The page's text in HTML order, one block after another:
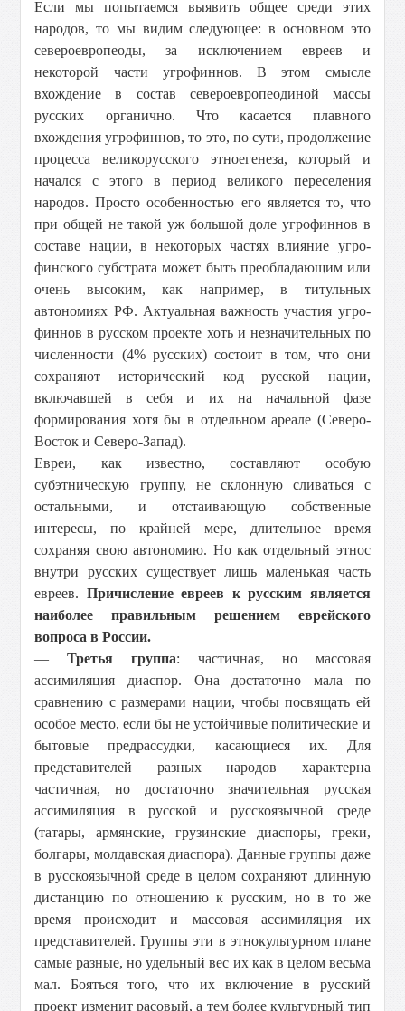
Если мы попытаемся выявить общее среди этих
народов, то мы видим следующее: в основном это
североевропеоды, за исключением евреев и
некоторой части угрофиннов. В этом смысле
вхождение в состав североевропеодиной массы
русских органично. Что касается плавного
вхождения угрофиннов, то это, по сути, продолжение
процесса великорусского этноегенеза, который и
начался с этого в период великого переселения
народов. Просто особенностью его является то, что
при общей не такой уж большой доле угрофиннов в
составе нации, в некоторых частях влияние угро-
финского субстрата может быть преобладающим или
очень высоким, как например, в титульных
автономиях РФ. Актуальная важность участия угро-
финнов в русском проекте хоть и незначительных по
численности (4% русских) состоит в том, что они
сохраняют исторический код русской нации,
включавшей в себя и их на начальной фазе
формирования хотя бы в отдельном ареале (Северо-
Восток и Северо-Запад).
Евреи, как известно, составляют особую
субэтническую группу, не склонную сливаться с
остальными, и отстаивающую собственные
интересы, по крайней мере, длительное время
сохраняя свою автономию. Но как отдельный этнос
внутри русских существует лишь маленькая часть
евреев. Причисление евреев к русским является
наиболее правильным решением еврейского
вопроса в России.
—Третья группа: частичная, но массовая
ассимиляция диаспор. Она достаточно мала по
сравнению с размерами нации, чтобы посвящать ей
особое место, если бы не устойчивые политические и
бытовые предрассудки, касающиеся их. Для
представителей разных народов характерна
частичная, но достаточно значительная русская
ассимиляция в русской и русскоязычной среде
(татары, армянские, грузинские диаспоры, греки,
болгары, молдавская диаспора). Данные группы даже
в русскоязычной среде в целом сохраняют длинную
дистанцию по отношению к русским, но в то же
время происходит и массовая ассимиляция их
представителей. Группы эти в этнокультурном плане
самые разные, но удельный вес их как в целом весьма
мал. Бояться того, что их включение в русский
проект изменит расовый, а тем более культурный тип